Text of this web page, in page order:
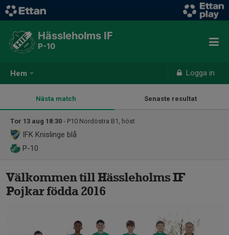
Hem Logga in
Hässleholms IF
P-10
Nästa match Senaste resultat
Tor 13 aug 18:30 - P10 Nordöstra B1, höst
IFK Knislinge blå
P-10
Välkommen till Hässleholms IF
Pojkar födda 2016